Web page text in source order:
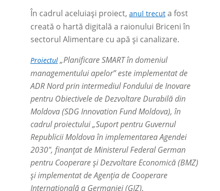
În cadrul aceluiași proiect, anul trecuta fost
creată o hartă digitală a raionului Briceni în
sectorul Alimentare cu apă și canalizare.
Proiectul„Planificare SMART în domeniul
managementului apelor” este implementat de
ADR Nord prin intermediul Fondului de Inovare
pentru Obiectivele de Dezvoltare Durabilă din
Moldova (SDG Innovation Fund Moldova), în
cadrul proiectului „Suport pentru Guvernul
Republicii Moldova în implementarea Agendei
2030", finanțat de Ministerul Federal German
pentru Cooperare și Dezvoltare Economică (BMZ)
și implementat de Agenția de Cooperare
Internațională a Germaniei (GIZ).